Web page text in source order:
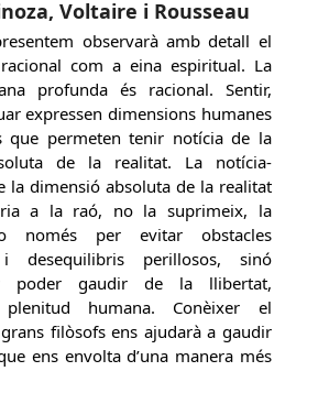
Voltaire i Rousseau
observarà amb detall el
com a eina espiritual. La
profunda és racional. Sentir,
expressen dimensions humanes
que permeten tenir notícia de la
de la realitat. La notícia-
la dimensió absoluta de la realitat
a la raó, no la suprimeix, la
només per evitar obstacles
i desequilibris perillosos, sinó
poder gaudir de la llibertat,
humana. Conèixer el
filòsofs ens ajudarà a gaudir
ens envolta d’una manera més